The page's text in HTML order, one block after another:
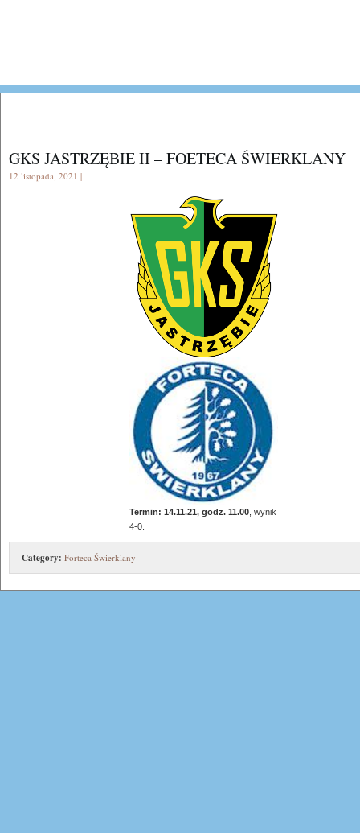
GKS JASTRZĘBIE II – FOETECA ŚWIERKLANY
12 listopada, 2021 |
Termin: 14.11.21, godz. 11.00 , wynik
4-0.
Category: Forteca Świerklany